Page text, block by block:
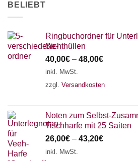
BELIEBT
Ringbuchordner für
Sichthüllen
40,00€ – 48,00€
inkl. MwSt.
zzgl. Versandkosten
Noten zum Selbst-
Tischharfe mit 25 Saiten
26,00€ – 43,20€
inkl. MwSt.